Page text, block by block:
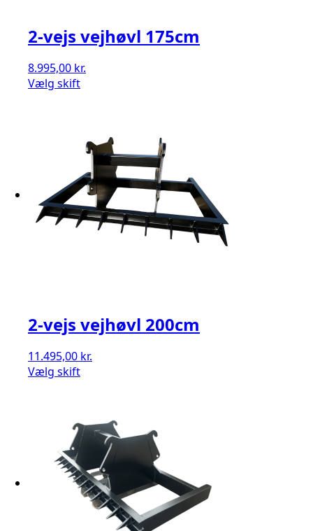
2-vejs vejhøvl 175cm
8.995,00 kr.
Vælg skift
2-vejs vejhøvl 200cm
11.495,00 kr.
Vælg skift